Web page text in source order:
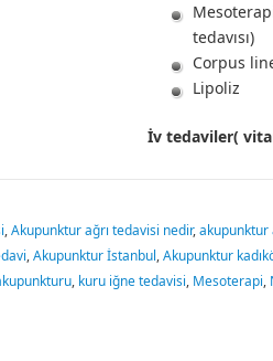
tedavısı)
Corpus
Lipoliz
İv tedaviler(
,Akupunktur ağrı tedavisi nedir,akupunktur
,Akupunktur İstanbul,Akupunktur
, kuru iğne tedavisi, Mesoterapi,